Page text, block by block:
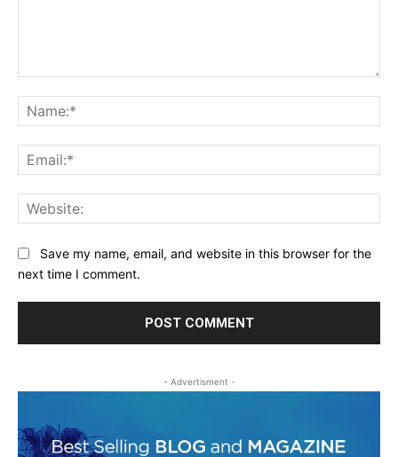
Save my name, email, and website in this browser for the
next time I comment.
- Advertisment -